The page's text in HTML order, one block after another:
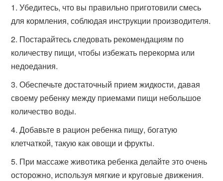
Убедитесь, что вы правильно приготовили смесь
для кормления, соблюдая инструкции производителя.
Постарайтесь следовать рекомендациям по
количеству пищи, чтобы избежать перекорма или
недоедания.
Обеспечьте достаточный прием жидкости, давая
своему ребенку между приемами пищи небольшое
количество воды.
Добавьте в рацион ребенка пищу, богатую
клетчаткой, такую как овощи и фрукты.
При массаже животика ребенка делайте это очень
осторожно, используя мягкие и круговые движения.